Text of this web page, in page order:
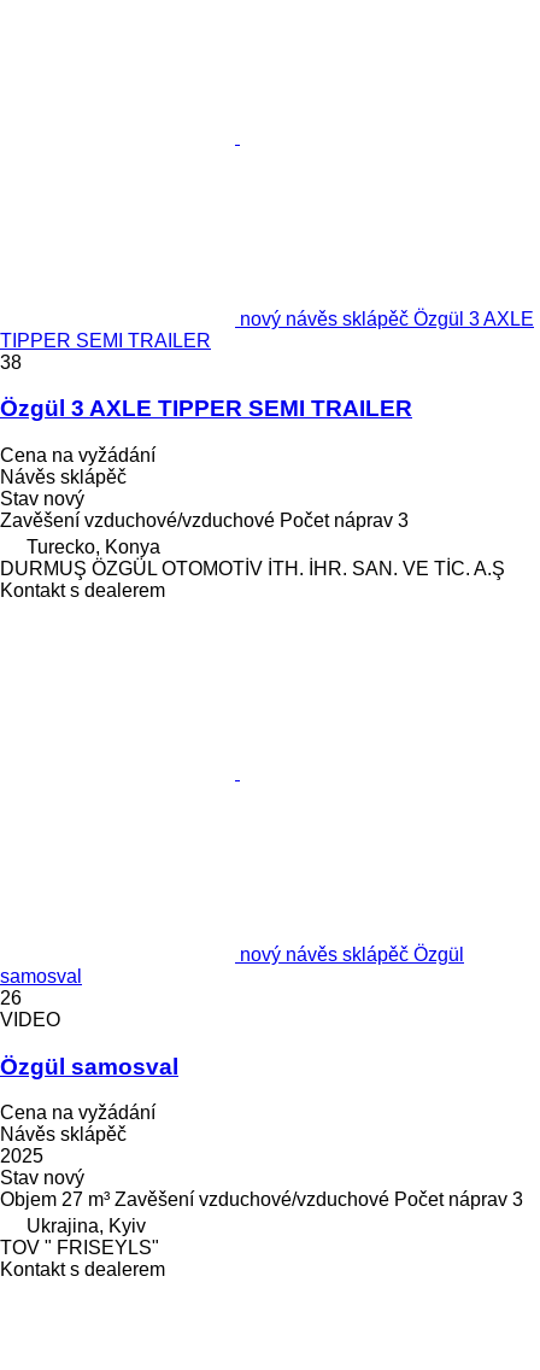
nový návěs sklápěč Özgül 3 AXLE
TIPPER SEMI TRAILER
38
Özgül 3 AXLE TIPPER SEMI TRAILER
Cena na vyžádání
Návěs sklápěč
Stav nový
Zavěšení vzduchové/vzduchové Počet náprav 3
Turecko, Konya
DURMUŞ ÖZGÜL OTOMOTİV İTH. İHR. SAN. VE TİC. A.Ş
Kontakt s dealerem
nový návěs sklápěč Özgül
samosval
26
VIDEO
Özgül samosval
Cena na vyžádání
Návěs sklápěč
2025
Stav nový
Objem 27 m³ Zavěšení vzduchové/vzduchové Počet náprav 3
Ukrajina, Kyiv
TOV " FRISEYLS"
Kontakt s dealerem